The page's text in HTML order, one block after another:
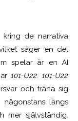
de narrativa
säger en del
spelar är en AI
101-U22. 101-U22
och träna sig
längs
självständig.